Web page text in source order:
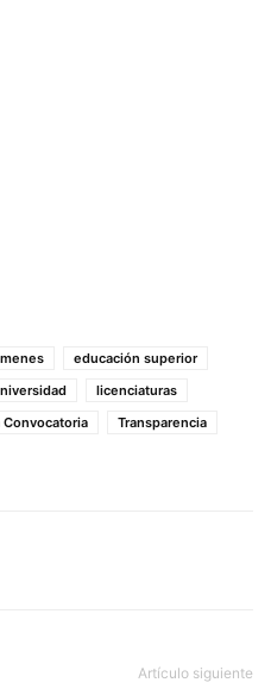
educación superior
licenciaturas
Convocatoria
Transparencia
Artículo siguiente